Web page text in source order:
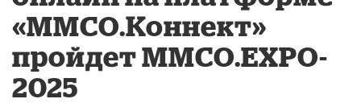
«ММСО.Коннект»
пройдет ММСО.EXPO-
2025